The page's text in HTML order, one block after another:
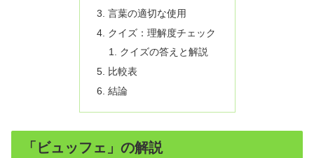
言葉の適切な使用
クイズ：理解度チェック
クイズの答えと解説
比較表
結論
「ビュッフェ」の解説